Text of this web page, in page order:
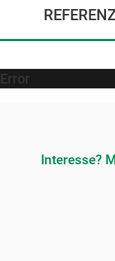
Error
Interesse?